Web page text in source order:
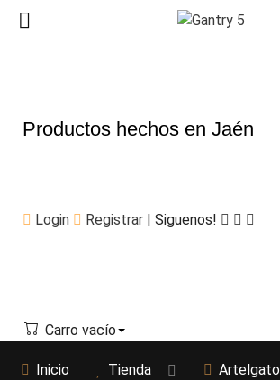
Productos hechos en Jaén
Login Registrar | Siguenos!
Carro vacío
Inicio Tienda Artelgato